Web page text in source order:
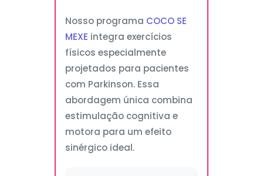
Nosso programa COCO SE
MEXE integra exercícios
físicos especialmente
projetados para pacientes
com Parkinson. Essa
abordagem única combina
estimulação cognitiva e
motora para um efeito
sinérgico ideal.